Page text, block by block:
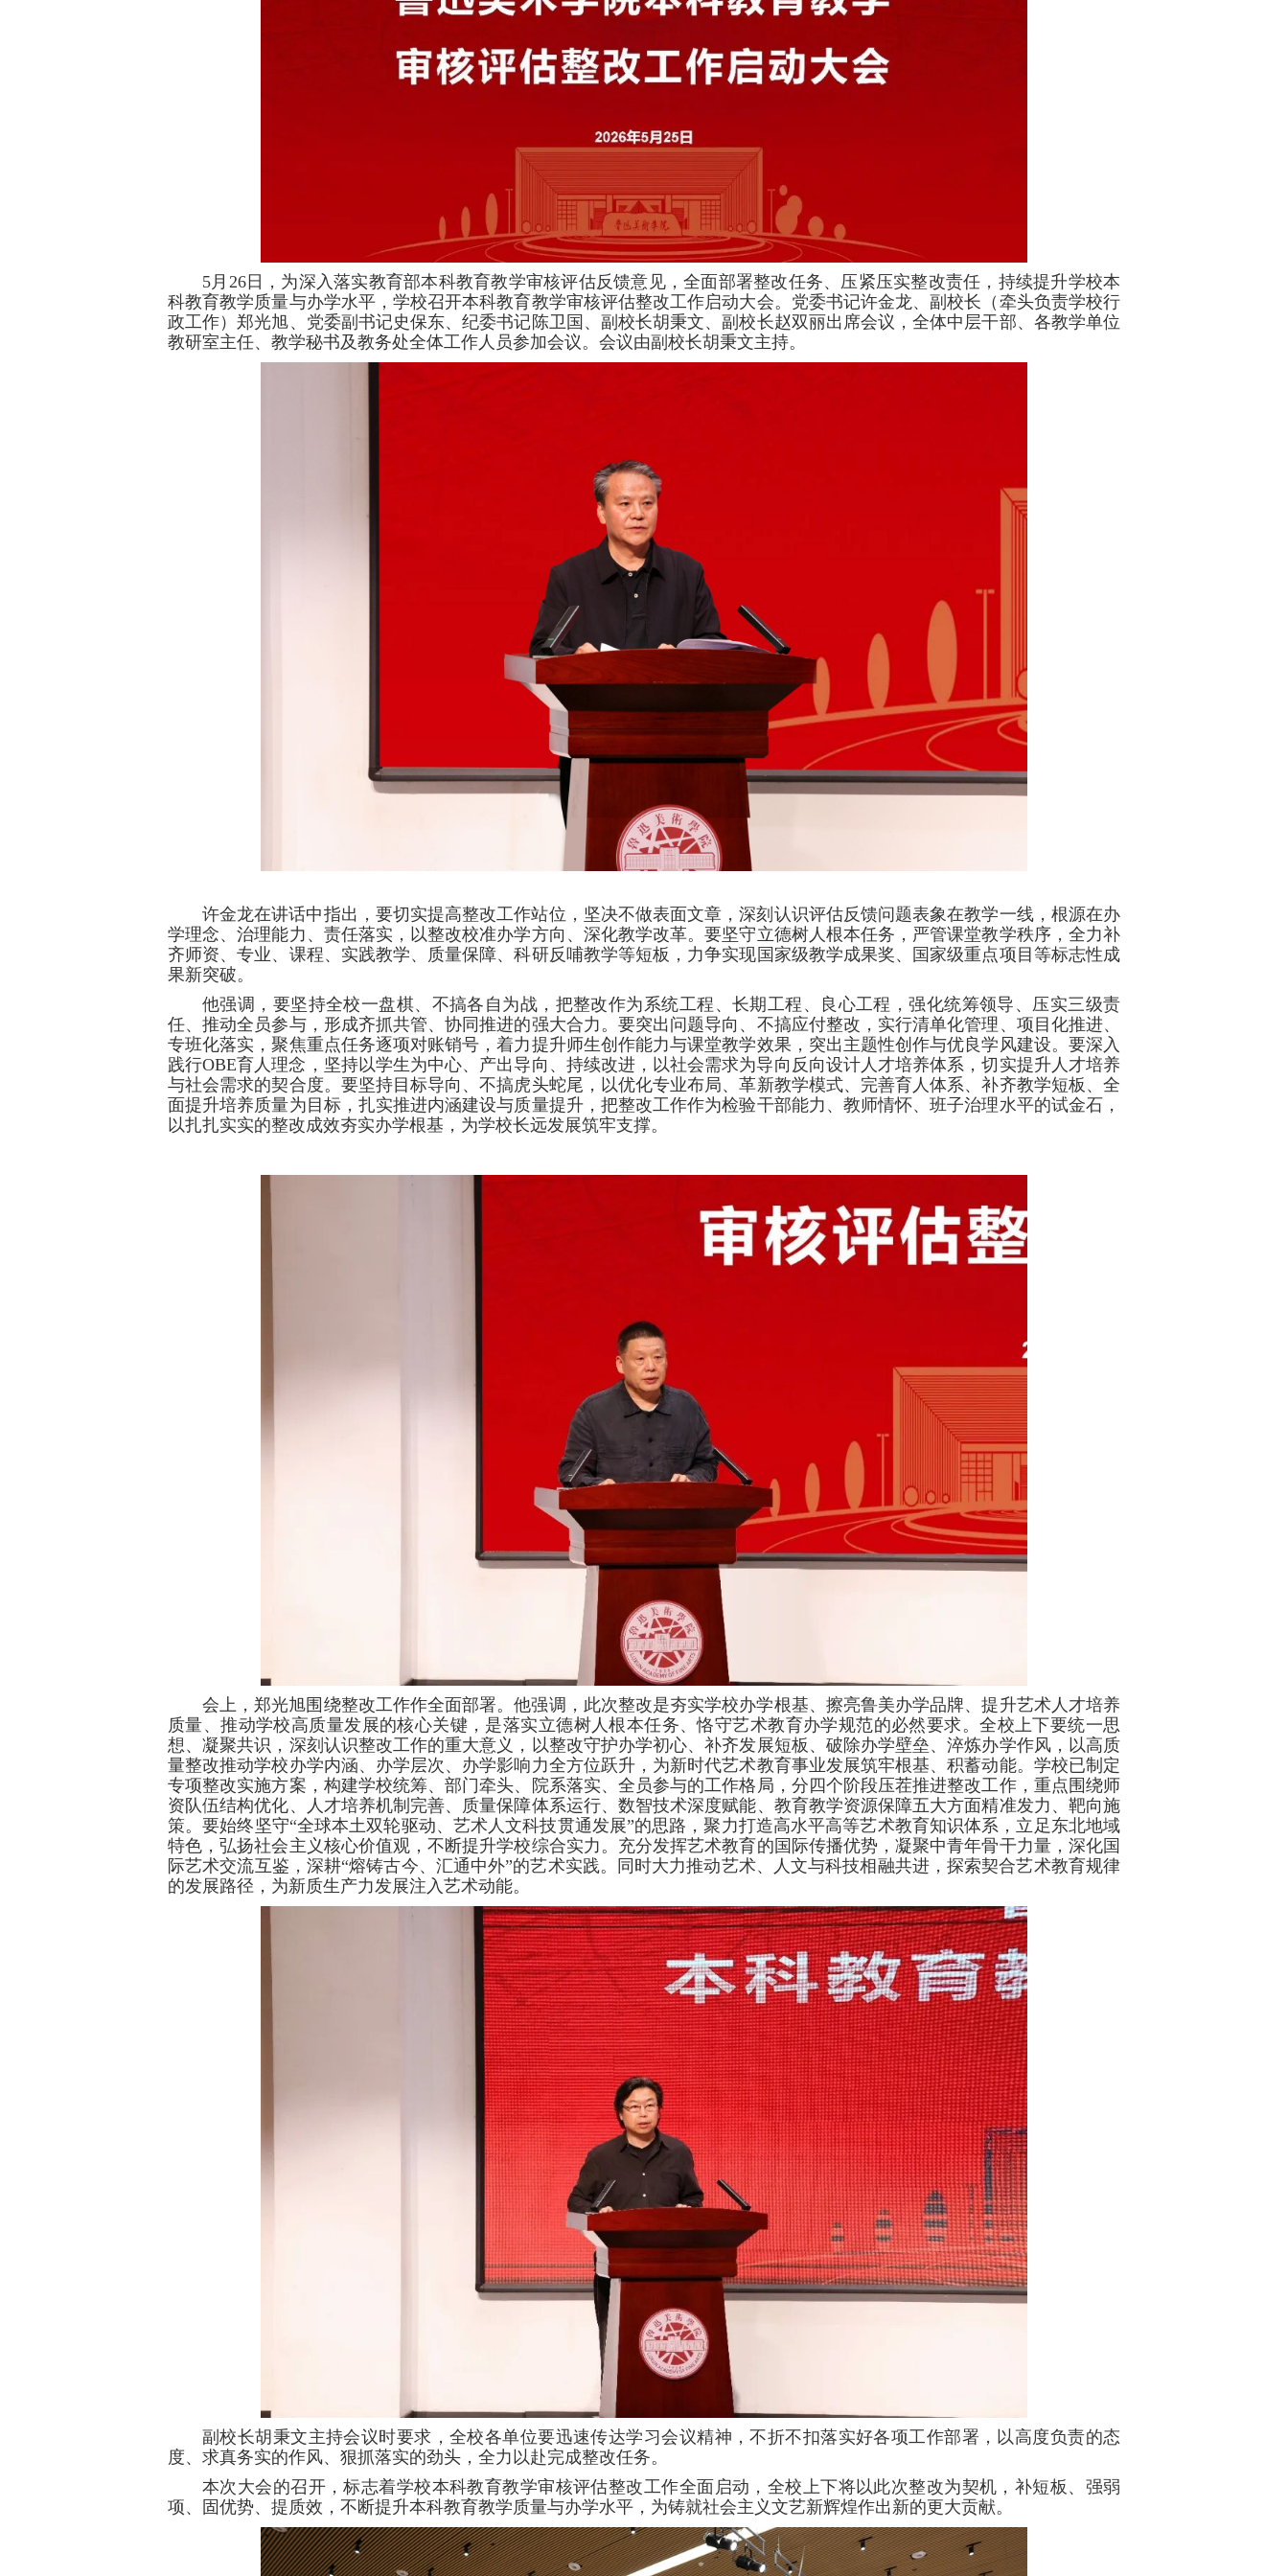
5月26日，为深入落实教育部本科教育教学审核评估反馈意见，全面部署整改任务、压紧压实整改责任，持续提升学校本
科教育教学质量与办学水平，学校召开本科教育教学审核评估整改工作启动大会。党委书记许金龙、副校长（牵头负责学校行
政工作）郑光旭、党委副书记史保东、纪委书记陈卫国、副校长胡秉文、副校长赵双丽出席会议，全体中层干部、各教学单位
教研室主任、教学秘书及教务处全体工作人员参加会议。会议由副校长胡秉文主持。
许金龙在讲话中指出，要切实提高整改工作站位，坚决不做表面文章，深刻认识评估反馈问题表象在教学一线，根源在办
学理念、治理能力、责任落实，以整改校准办学方向、深化教学改革。要坚守立德树人根本任务，严管课堂教学秩序，全力补
齐师资、专业、课程、实践教学、质量保障、科研反哺教学等短板，力争实现国家级教学成果奖、国家级重点项目等标志性成
果新突破。
他强调，要坚持全校一盘棋、不搞各自为战，把整改作为系统工程、长期工程、良心工程，强化统筹领导、压实三级责
任、推动全员参与，形成齐抓共管、协同推进的强大合力。要突出问题导向、不搞应付整改，实行清单化管理、项目化推进、
专班化落实，聚焦重点任务逐项对账销号，着力提升师生创作能力与课堂教学效果，突出主题性创作与优良学风建设。要深入
践行OBE育人理念，坚持以学生为中心、产出导向、持续改进，以社会需求为导向反向设计人才培养体系，切实提升人才培养
与社会需求的契合度。要坚持目标导向、不搞虎头蛇尾，以优化专业布局、革新教学模式、完善育人体系、补齐教学短板、全
面提升培养质量为目标，扎实推进内涵建设与质量提升，把整改工作作为检验干部能力、教师情怀、班子治理水平的试金石，
以扎扎实实的整改成效夯实办学根基，为学校长远发展筑牢支撑。
会上，郑光旭围绕整改工作作全面部署。他强调，此次整改是夯实学校办学根基、擦亮鲁美办学品牌、提升艺术人才培养
质量、推动学校高质量发展的核心关键，是落实立德树人根本任务、恪守艺术教育办学规范的必然要求。全校上下要统一思
想、凝聚共识，深刻认识整改工作的重大意义，以整改守护办学初心、补齐发展短板、破除办学壁垒、淬炼办学作风，以高质
量整改推动学校办学内涵、办学层次、办学影响力全方位跃升，为新时代艺术教育事业发展筑牢根基、积蓄动能。学校已制定
专项整改实施方案，构建学校统筹、部门牵头、院系落实、全员参与的工作格局，分四个阶段压茬推进整改工作，重点围绕师
资队伍结构优化、人才培养机制完善、质量保障体系运行、数智技术深度赋能、教育教学资源保障五大方面精准发力、靶向施
策。要始终坚守“全球本土双轮驱动、艺术人文科技贯通发展”的思路，聚力打造高水平高等艺术教育知识体系，立足东北地域
特色，弘扬社会主义核心价值观，不断提升学校综合实力。充分发挥艺术教育的国际传播优势，凝聚中青年骨干力量，深化国
际艺术交流互鉴，深耕“熔铸古今、汇通中外”的艺术实践。同时大力推动艺术、人文与科技相融共进，探索契合艺术教育规律
的发展路径，为新质生产力发展注入艺术动能。
副校长胡秉文主持会议时要求，全校各单位要迅速传达学习会议精神，不折不扣落实好各项工作部署，以高度负责的态
度、求真务实的作风、狠抓落实的劲头，全力以赴完成整改任务。
本次大会的召开，标志着学校本科教育教学审核评估整改工作全面启动，全校上下将以此次整改为契机，补短板、强弱
项、固优势、提质效，不断提升本科教育教学质量与办学水平，为铸就社会主义文艺新辉煌作出新的更大贡献。